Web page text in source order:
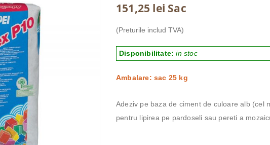
151,25 lei Sac
(Preturile includ TVA)
Disponibilitate:in stoc
Ambalare: sac 25 kg
Adeziv pe baza de ciment de culoare alb (cel
pentru lipirea pe pardoseli sau pereti a